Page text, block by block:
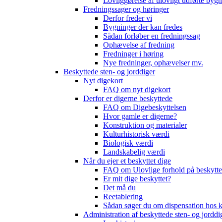
Fredningssager og høringer
Derfor freder vi
Bygninger der kan fredes
Sådan forløber en fredningssag
Ophævelse af fredning
Fredninger i høring
Nye fredninger, ophævelser mv.
Beskyttede sten- og jorddiger
Nyt digekort
FAQ om nyt digekort
Derfor er digerne beskyttede
FAQ om Digebeskyttelsen
Hvor gamle er digerne?
Konstruktion og materialer
Kulturhistorisk værdi
Biologisk værdi
Landskabelig værdi
Når du ejer et beskyttet dige
FAQ om Ulovlige forhold på
Er mit dige beskyttet?
Det må du
Reetablering
Sådan søger du om dispensation hos
Administration af beskyttede sten- og